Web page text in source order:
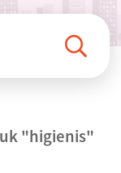
"higienis"